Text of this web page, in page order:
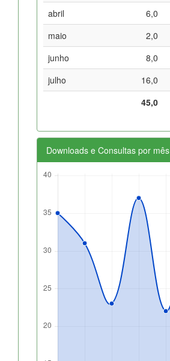
abril
6,0
maio
2,0
junho
8,0
julho
16,0
45,0
Downloads e Consultas por mês